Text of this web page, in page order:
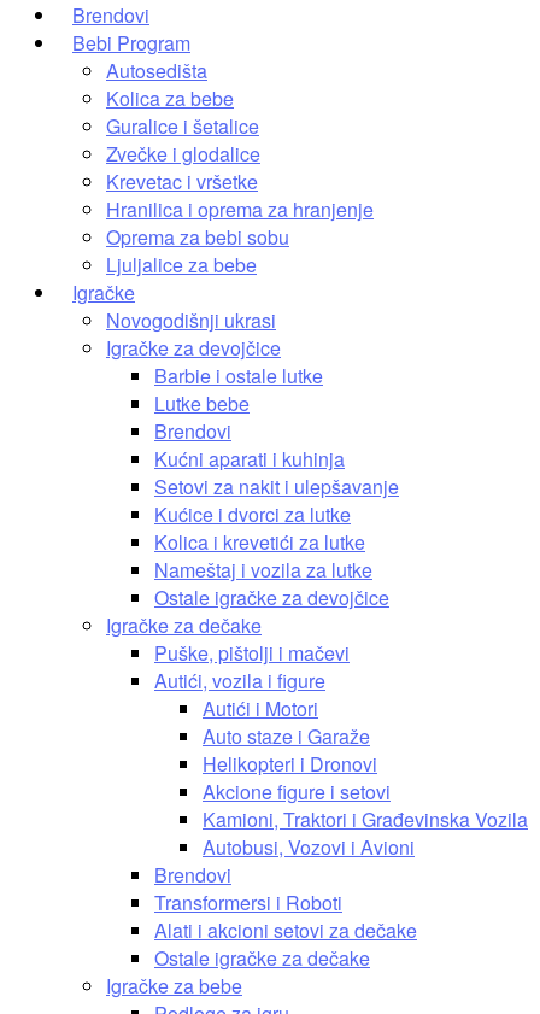
Brendovi
Bebi Program
Autosedišta
Kolica za bebe
Guralice i šetalice
Zvečke i glodalice
Krevetac i vršetke
Hranilica i oprema za hranjenje
Oprema za bebi sobu
Ljuljalice za bebe
Igračke
Novogodišnji ukrasi
Igračke za devojčice
Barbie i ostale lutke
Lutke bebe
Brendovi
Kućni aparati i kuhinja
Setovi za nakit i ulepšavanje
Kućice i dvorci za lutke
Kolica i krevetići za lutke
Nameštaj i vozila za lutke
Ostale igračke za devojčice
Igračke za dečake
Puške, pištolji i mačevi
Autići, vozila i figure
Autići i Motori
Auto staze i Garaže
Helikopteri i Dronovi
Akcione figure i setovi
Kamioni, Traktori i Građevinska Vozila
Autobusi, Vozovi i Avioni
Brendovi
Transformersi i Roboti
Alati i akcioni setovi za dečake
Ostale igračke za dečake
Igračke za bebe